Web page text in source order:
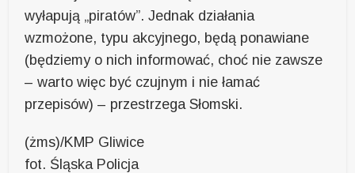
wyłapują „piratów”. Jednak działania
wzmożone, typu akcyjnego, będą ponawiane
(będziemy o nich informować, choć nie zawsze
– warto więc być czujnym i nie łamać
przepisów) – przestrzega Słomski.
(żms)/KMP Gliwice
fot. Śląska Policja